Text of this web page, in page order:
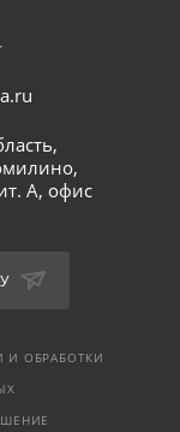
А, офис
И ОБРАБОТКИ